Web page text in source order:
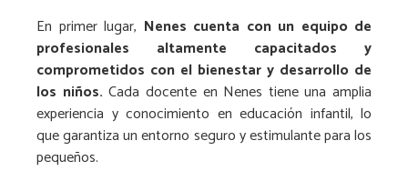
En primer lugar, Nenes cuenta con un equipo de
profesionales altamente capacitados y
comprometidos con el bienestar y desarrollo de
los niños. Cada docente en Nenes tiene una amplia
experiencia y conocimiento en educación infantil, lo
que garantiza un entorno seguro y estimulante para los
pequeños.